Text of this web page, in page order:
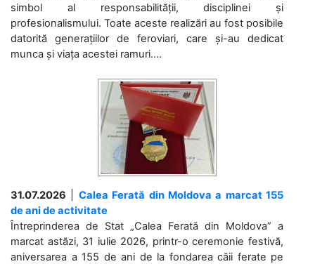
simbol al responsabilității, disciplinei și
profesionalismului. Toate aceste realizări au fost posibile
datorită generațiilor de feroviari, care și-au dedicat
munca și viața acestei ramuri....
31.07.2026
Calea Ferată din Moldova a marcat 155
de ani de activitate
Întreprinderea de Stat „Calea Ferată din Moldova” a
marcat astăzi, 31 iulie 2026, printr-o ceremonie festivă,
aniversarea a 155 de ani de la fondarea căii ferate pe